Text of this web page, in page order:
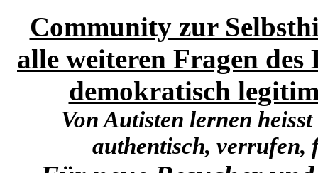
Community zur
alle weiteren Fragen
demokratisch
Von Autisten lernen
authentisch, verrufen,